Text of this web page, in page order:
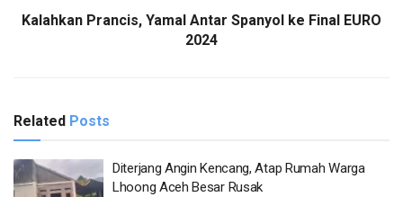
Kalahkan Prancis, Yamal Antar Spanyol ke Final EURO
2024
Related Posts
Diterjang Angin Kencang, Atap Rumah Warga
Lhoong Aceh Besar Rusak